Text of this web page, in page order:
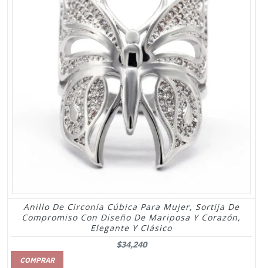
Anillo De Circonia Cúbica Para Mujer, Sortija De
Compromiso Con Diseño De Mariposa Y Corazón,
Elegante Y Clásico
$34,240
COMPRAR